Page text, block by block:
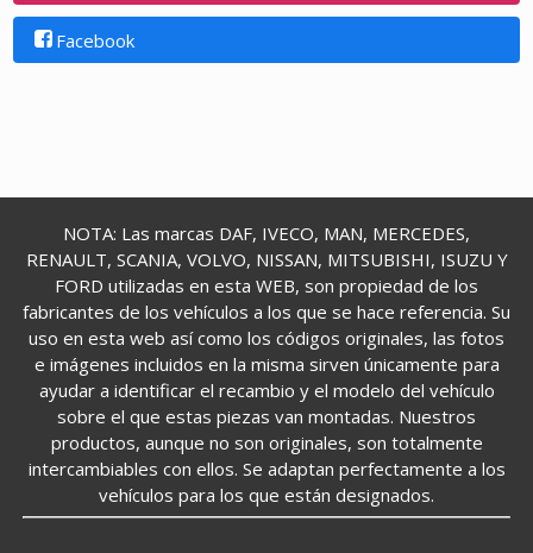
Facebook
NOTA: Las marcas DAF, IVECO, MAN, MERCEDES,
RENAULT, SCANIA, VOLVO, NISSAN, MITSUBISHI, ISUZU Y
FORD utilizadas en esta WEB, son propiedad de los
fabricantes de los vehículos a los que se hace referencia. Su
uso en esta web así como los códigos originales, las fotos
e imágenes incluidos en la misma sirven únicamente para
ayudar a identificar el recambio y el modelo del vehículo
sobre el que estas piezas van montadas. Nuestros
productos, aunque no son originales, son totalmente
intercambiables con ellos. Se adaptan perfectamente a los
vehículos para los que están designados.